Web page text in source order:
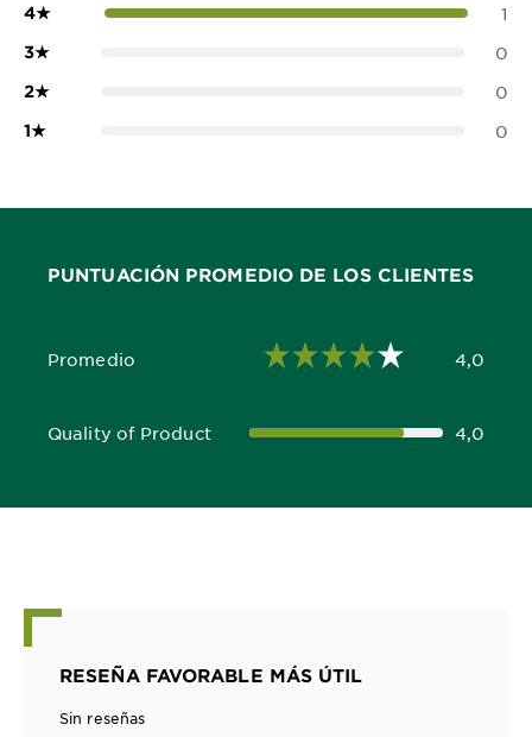
4★ 1
3★ 0
2★ 0
1★ 0
PUNTUACIÓN PROMEDIO DE LOS CLIENTES
Promedio
4,0 out of 5 stars 4,0
Quality of Product
4,0 out of 5 stars 4,0
RESEÑA FAVORABLE MÁS ÚTIL
Sin reseñas